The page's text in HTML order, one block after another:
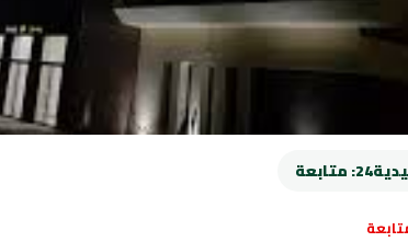
متابعة